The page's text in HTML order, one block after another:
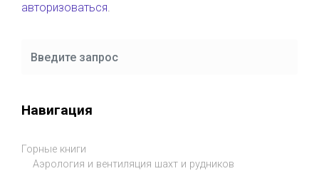
авторизоваться.
Навигация
Горные книги
Аэрология и вентиляция шахт и рудников